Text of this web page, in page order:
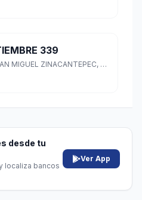
339
16 DE SEPTIEMBRE 339, SAN MIGUEL ZINACANTEPEC, Zinacantepec, México
desde tu
localiza bancos
Ver App